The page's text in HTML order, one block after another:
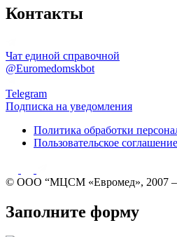
Контакты
Чат единой справочной
@Euromedomskbot
Telegram
Подписка на уведомления
Политика обработки
Пользовательское соглашение
© ООО “МЦСМ «Евромед», 2007 –
Заполните форму